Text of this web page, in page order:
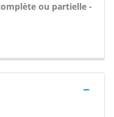
ou partielle -